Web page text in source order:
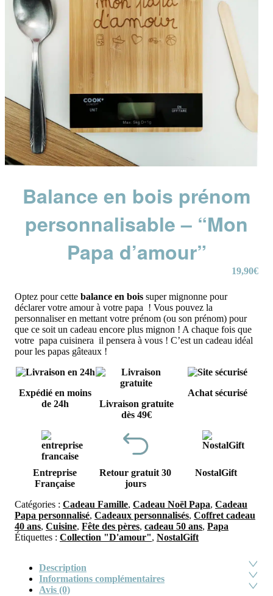
Balance en bois prénom
personnalisable – “Mon
Papa d’amour”
19,90€
Optez pour cette balance en bois super mignonne pour
déclarer votre amour à votre papa ! Vous pouvez la
personnaliser en mettant votre prénom (ou son prénom) pour
que ce soit un cadeau encore plus mignon ! A chaque fois que
votre papa cuisinera il pensera à vous ! C’est un cadeau idéal
pour les papas gâteaux !
Expédié en moins
de 24h
Livraison gratuite
dès 49€
Achat sécurisé
Entreprise
Française
Retour gratuit 30
jours
NostalGift
Catégories : Cadeau Famille, Cadeau Noël Papa, Cadeau
Papa personnalisé, Cadeaux personnalisés, Coffret cadeau
40 ans, Cuisine, Fête des pères, cadeau 50 ans, Papa
Étiquettes : Collection "D'amour", NostalGift
Description
Informations complémentaires
Avis (0)